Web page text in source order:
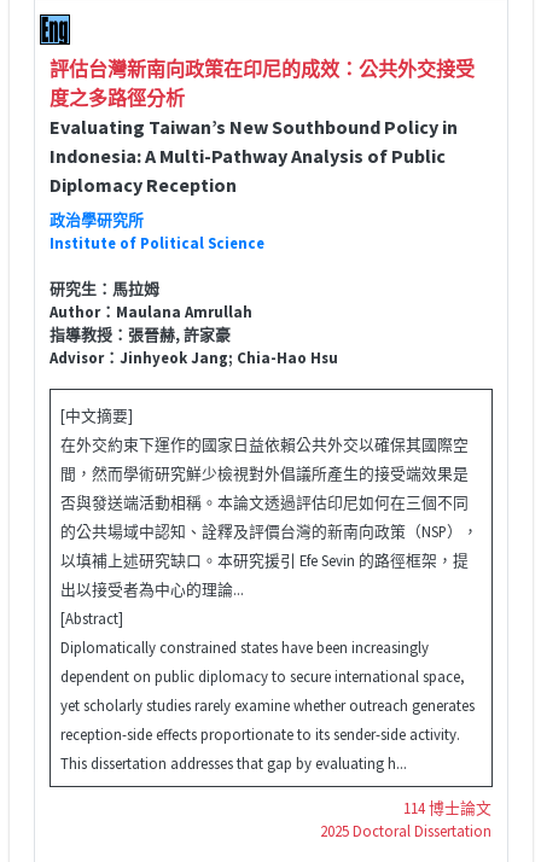
評估台灣新南向政策在印尼的成效：公共外交接受
度之多路徑分析
Evaluating Taiwan’s New Southbound Policy in
Indonesia: A Multi-Pathway Analysis of Public
Diplomacy Reception
政治學研究所
Institute of Political Science
研究生：馬拉姆
Author：Maulana Amrullah
指導教授：張晉赫, 許家豪
Advisor：Jinhyeok Jang; Chia-Hao Hsu
[中文摘要]
在外交約束下運作的國家日益依賴公共外交以確保其國際空
間，然而學術研究鮮少檢視對外倡議所產生的接受端效果是
否與發送端活動相稱。本論文透過評估印尼如何在三個不同
的公共場域中認知、詮釋及評價台灣的新南向政策（NSP），
以填補上述研究缺口。本研究援引 Efe Sevin 的路徑框架，提
出以接受者為中心的理論...
[Abstract]
Diplomatically constrained states have been increasingly
dependent on public diplomacy to secure international space,
yet scholarly studies rarely examine whether outreach generates
reception-side effects proportionate to its sender-side activity.
This dissertation addresses that gap by evaluating h...
114 博士論文
2025 Doctoral Dissertation